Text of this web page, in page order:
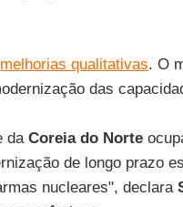
melhorias qualitativas. O
das
da Coreia do Norte
de longo prazo
nucleares", declara